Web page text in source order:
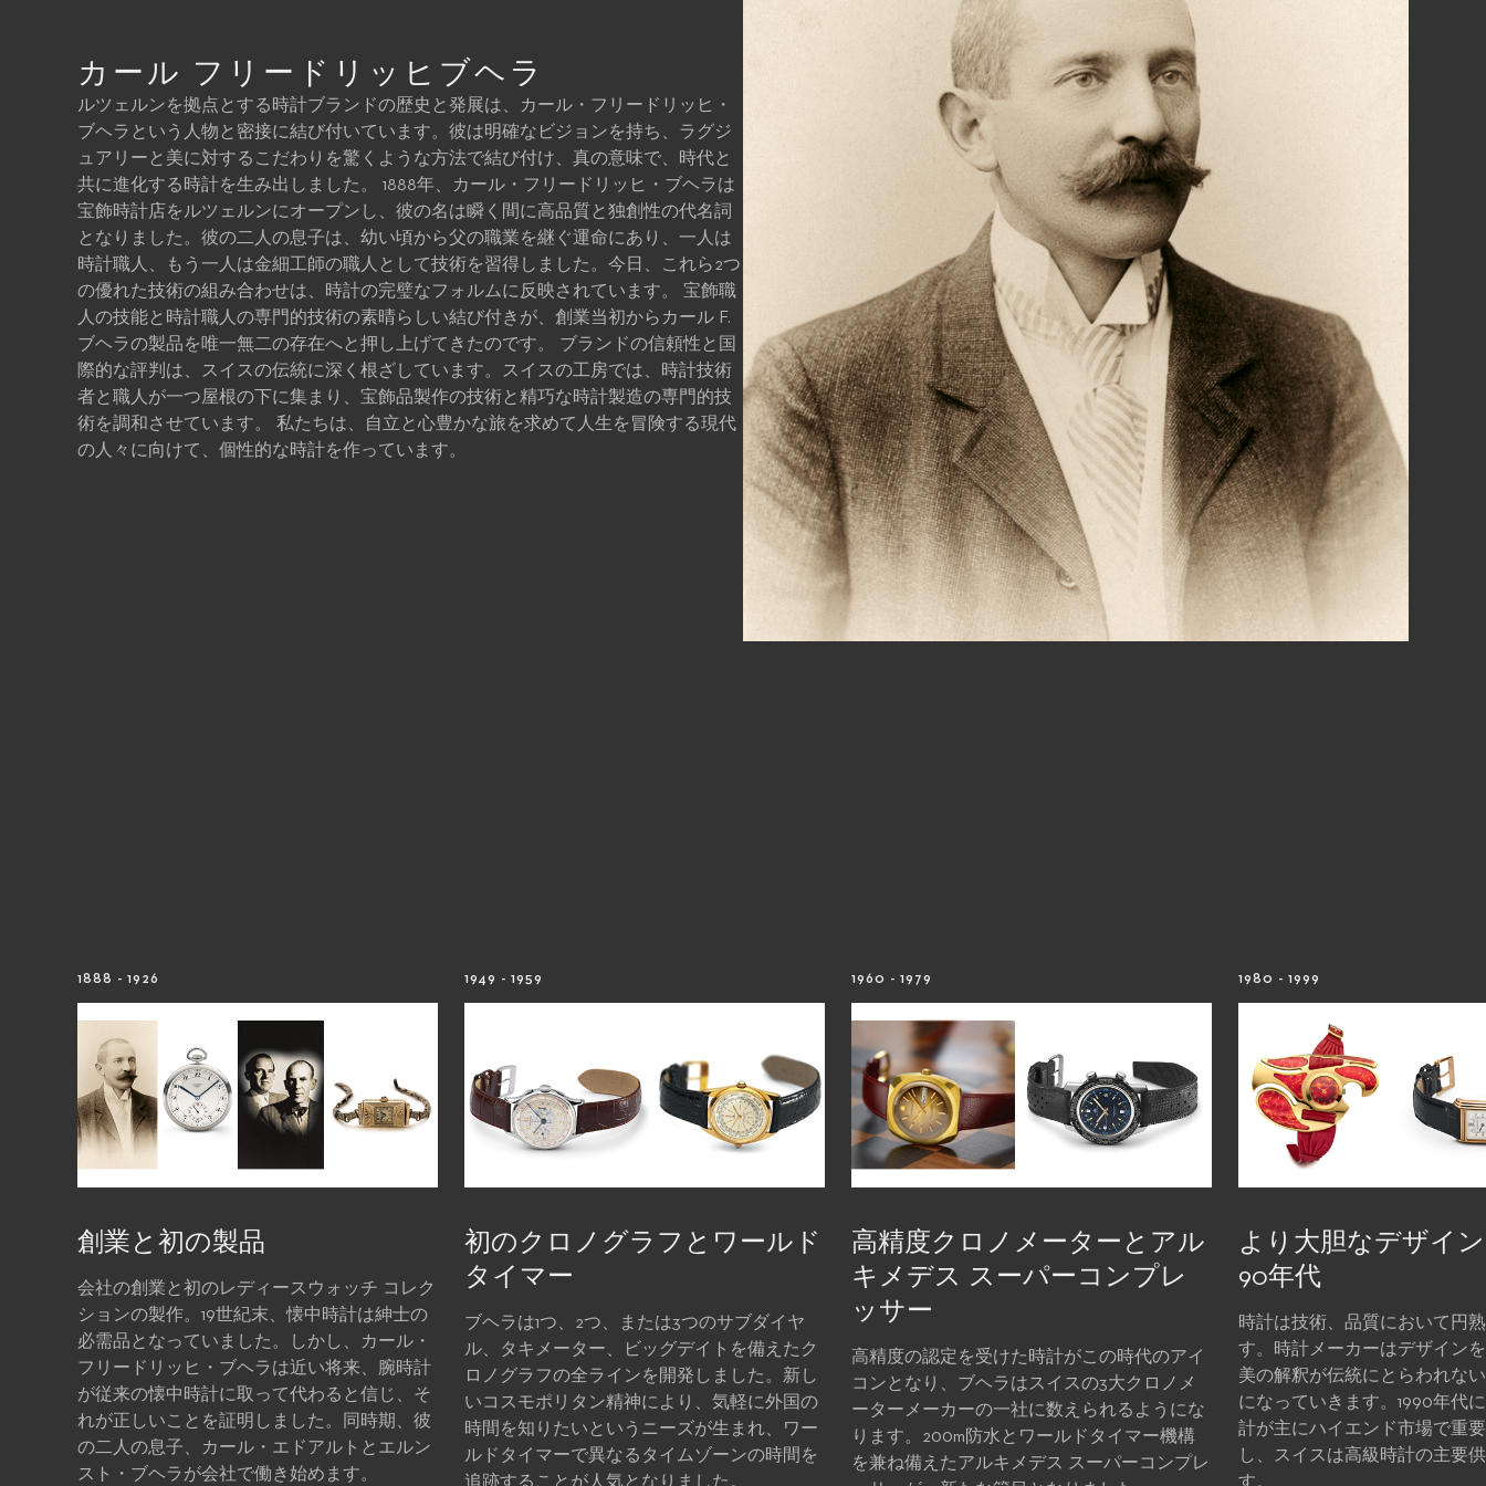
カール フリードリッヒブヘラ
ルツェルンを拠点とする時計ブランドの歴史と発展は、カール・フリードリッヒ・
ブヘラという人物と密接に結び付いています。彼は明確なビジョンを持ち、ラグジ
ュアリーと美に対するこだわりを驚くような方法で結び付け、真の意味で、時代と
共に進化する時計を生み出しました。 1888年、カール・フリードリッヒ・ブヘラは
宝飾時計店をルツェルンにオープンし、彼の名は瞬く間に高品質と独創性の代名詞
となりました。彼の二人の息子は、幼い頃から父の職業を継ぐ運命にあり、一人は
時計職人、もう一人は金細工師の職人として技術を習得しました。今日、これら2つ
の優れた技術の組み合わせは、時計の完璧なフォルムに反映されています。 宝飾職
人の技能と時計職人の専門的技術の素晴らしい結び付きが、創業当初からカール F.
ブヘラの製品を唯一無二の存在へと押し上げてきたのです。 ブランドの信頼性と国
際的な評判は、スイスの伝統に深く根ざしています。スイスの工房では、時計技術
者と職人が一つ屋根の下に集まり、宝飾品製作の技術と精巧な時計製造の専門的技
術を調和させています。 私たちは、自立と心豊かな旅を求めて人生を冒険する現代
の人々に向けて、個性的な時計を作っています。
1888 - 1926
創業と初の製品
会社の創業と初のレディースウォッチ コレク
ションの製作。19世紀末、懐中時計は紳士の
必需品となっていました。しかし、カール・
フリードリッヒ・ブヘラは近い将来、腕時計
が従来の懐中時計に取って代わると信じ、そ
れが正しいことを証明しました。同時期、彼
の二人の息子、カール・エドアルトとエルン
スト・ブヘラが会社で働き始めます。
1949 - 1959
初のクロノグラフとワールド
タイマー
ブヘラは1つ、2つ、または3つのサブダイヤ
ル、タキメーター、ビッグデイトを備えたク
ロノグラフの全ラインを開発しました。新し
いコスモポリタン精神により、気軽に外国の
時間を知りたいというニーズが生まれ、ワー
ルドタイマーで異なるタイムゾーンの時間を
1960 - 1979
高精度クロノメーターとアル
キメデス スーパーコンプレ
ッサー
高精度の認定を受けた時計がこの時代のアイ
コンとなり、ブヘラはスイスの3大クロノメ
ーターメーカーの一社に数えられるようにな
ります。200m防水とワールドタイマー機構
を兼ね備えたアルキメデス スーパーコンプレ
1980 - 1999
より大胆なデザイ
90年代
時計は技術、品質において円
す。時計メーカーはデザイン
美の解釈が伝統にとらわれな
になっていきます。1990年代
計が主にハイエンド市場で重
し、スイスは高級時計の主要